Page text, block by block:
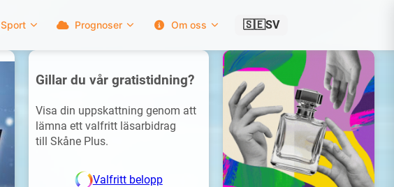
Sport Prognoser Om oss 🇸🇪SV
Gillar du vår gratistidning?
Visa din uppskattning genom att
lämna ett valfritt läsarbidrag
till Skåne Plus.
Valfritt belopp